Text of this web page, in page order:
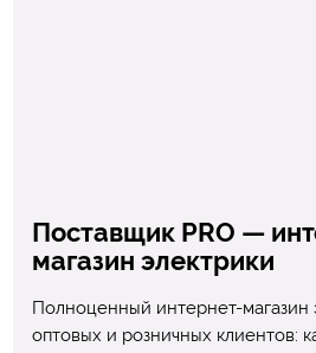
Поставщик PRO —
магазин электрики
Полноценный интернет-магазин
оптовых и розничных клиентов: